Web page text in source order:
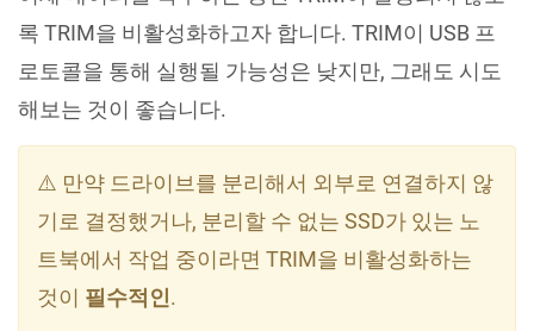
록 TRIM을 비활성화하고자 합니다. TRIM이 USB 프
로토콜을 통해 실행될 가능성은 낮지만, 그래도 시도
해보는 것이 좋습니다.
⚠️ 만약 드라이브를 분리해서 외부로 연결하지 않
기로 결정했거나, 분리할 수 없는 SSD가 있는 노
트북에서 작업 중이라면 TRIM을 비활성화하는
것이 필수적인.